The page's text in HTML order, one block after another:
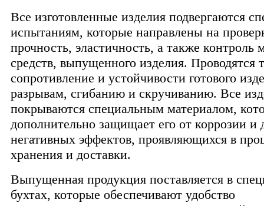
Все изготовленные изделия подвергаются
испытаниям, которые направлены на
прочность, эластичность, а также контроль
средств, выпущенного изделия. Проводятся
сопротивление и устойчивости готового
разрывам, сгибанию и скручиванию. Все
покрываются специальным материалом,
дополнительно защищает его от коррозии и
негативных эффектов, проявляющихся в
хранения и доставки.
Выпущенная продукция поставляется в
бухтах, которые обеспечивают удобство